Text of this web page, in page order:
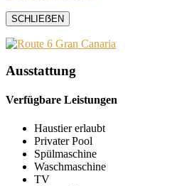
SCHLIEẞEN
Ausstattung
Verfügbare Leistungen
Haustier erlaubt
Privater Pool
Spülmaschine
Waschmaschine
TV